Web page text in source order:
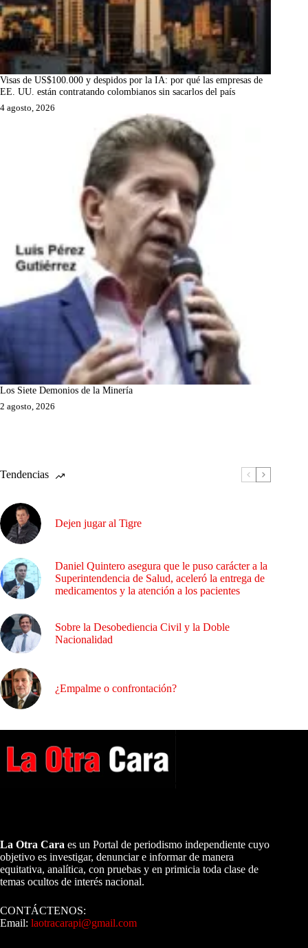
Visas de US$100.000 y despidos por la IA: por qué las empresas de
EE. UU. están contratando colombianos sin sacarlos del país
4 agosto, 2026
Los Siete Demonios de la Minería
2 agosto, 2026
Tendencias
Dejen jugar al Tigre
Daniel Quintero asegura que le puso carácter a la
Superintendencia de Salud, aceleró la entrega de
medicamentos y la atención a los pacientes
Sobre la Desobediencia Civil y la Doble
Nacionalidad
¿Empalme o confrontación?
La Otra Cara es un Portal de periodismo independiente cuyo
objetivo es investigar, denunciar e informar de manera
equitativa, analítica, con pruebas y en primicia toda clase de
temas ocultos de interés nacional.
CONTÁCTENOS:
Email: laotracarapi@gmail.com